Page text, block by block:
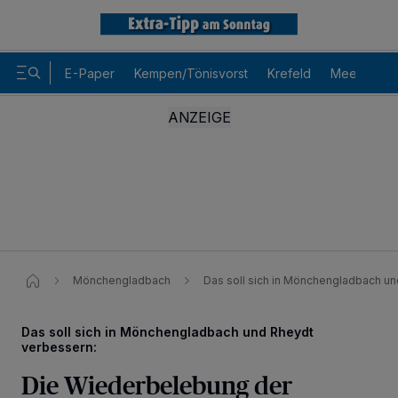
E-Paper Kempen/Tönisvorst Krefeld Meerbusch
Mönchengladbach Das soll sich in Mönchengladbach
Das soll sich in Mönchengladbach und Rheydt
verbessern:
Die Wiederbelebung der